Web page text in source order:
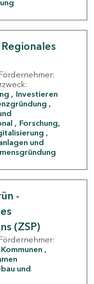
Investieren
Forschung,
und
-
(ZSP)
Kommunen
und